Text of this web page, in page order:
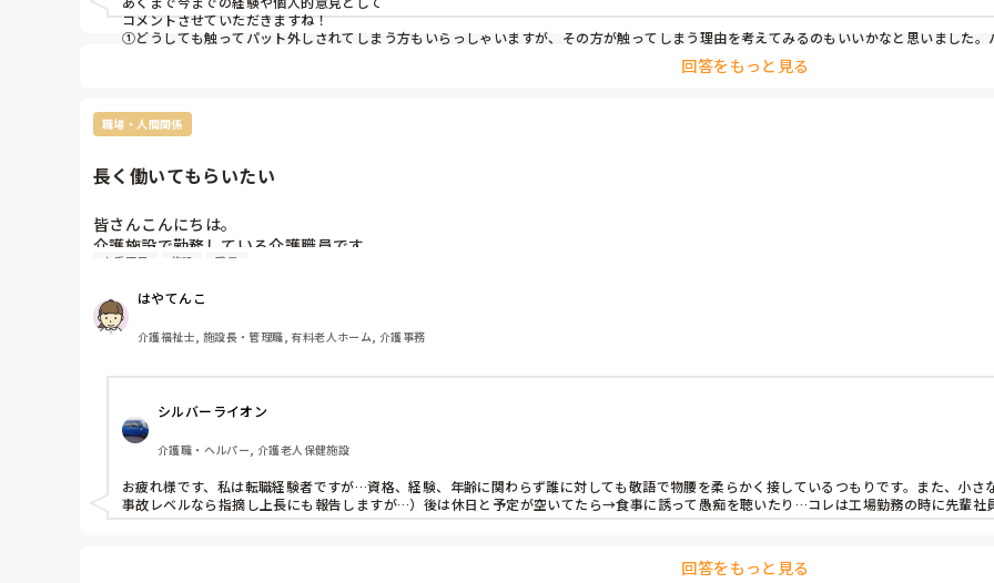
コメントさせていただきますね！
①どうしても触ってパット外しされてしまう方もいらっしゃいますが、その方が触ってしまう理由を考えてみるのもいいかなと思いました
も何かしら原因があるのではないかと思います。もちろん、私たちはそのようなパットを装着して生活はしないし、その方にとって気持ち
をしてみるのはどうでしょう？？
もう対応されていたらすみません。
回答をもっと見る
職場・人間関係
長く働いてもらいたい
皆さんこんにちは。
介護施設で勤務している介護職員です。
今働いている場所に少しでも長く働いてもらうために、現場スタッフの皆さんに対して心がけていることを教えていただけま
実践していること、こうしてもらえたら今の職場を辞めない等ご意見をいただけたらと思います。
どうぞよろしくお願いします。
人手不足 施設 職員
はやてんこ
介護福祉士, 施設長・管理職, 有料老人ホーム, 介護事務
シルバーライオン
介護職・ヘルパー, 介護老人保健施設
お疲れ様です、私は転職経験者ですが…資格、経験、年齢に関わらず誰に対しても敬語で物腰を柔らかく接しているつもりです。また、小
事故レベルなら指摘し上長にも報告しますが…）後は休日と予定が空いてたら→食事に誘って愚痴を聴いたり…コレは工場勤務の時に先輩社
回答をもっと見る